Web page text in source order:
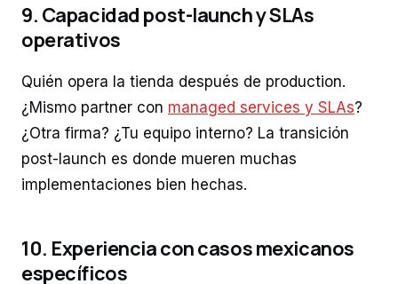
9. Capacidad post-launch y SLAs
operativos
Quién opera la tienda después de production.
¿Mismo partner con managed services y SLAs?
¿Otra firma? ¿Tu equipo interno? La transición
post-launch es donde mueren muchas
implementaciones bien hechas.
10. Experiencia con casos mexicanos
específicos